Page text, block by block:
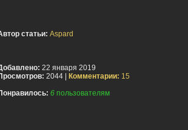
статьи: Aspard
22 января 2019
2044 | Комментарии: 15
6 пользователям